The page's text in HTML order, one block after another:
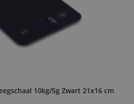
10kg/5g Zwart 21x16 cm